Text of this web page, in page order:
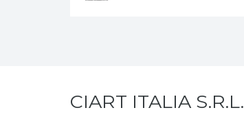
CIART ITALIA S.R.L.